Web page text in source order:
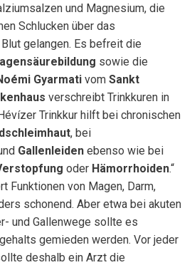
und Magnesium, die
Schlucken über das
gelangen. Es befreit die
sowie die
Gyarmati vom Sankt
verschreibt Trinkkuren in
Trinkkur hilft bei chronischen
, bei
Gallenleiden ebenso wie bei
oder Hämorrhoiden.“
Funktionen von Magen, Darm,
schonend. Aber etwa bei akuten
und Gallenwege sollte es
gemieden werden. Vor jeder
deshalb ein Arzt die